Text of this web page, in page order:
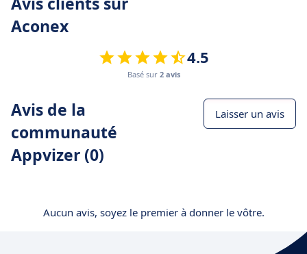
Aconex
4.5
Basé sur 2 avis
Avis de la
communauté
Appvizer (0)
Laisser un avis
Aucun avis, soyez le premier à donner le vôtre.